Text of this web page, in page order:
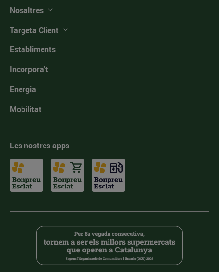
Nosaltres
Targeta Client
Establiments
Incorpora't
Energia
Mobilitat
Les nostres apps